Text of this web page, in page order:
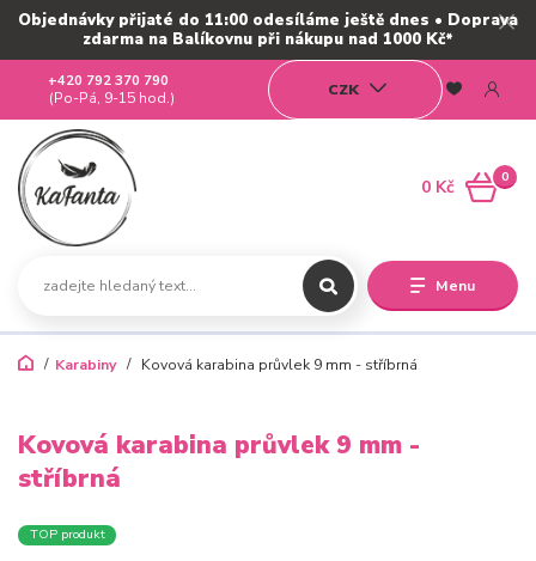
Objednávky přijaté do 11:00 odesíláme ještě dnes • Doprava
zdarma na Balíkovnu při nákupu nad 1000 Kč*
Menu
CZK
+420 792 370 790
(Po-Pá, 9-15 hod.)
0
0 Kč
Karabiny Kovová karabina průvlek 9 mm - stříbrná
Kovová karabina průvlek 9 mm -
stříbrná
TOP produkt